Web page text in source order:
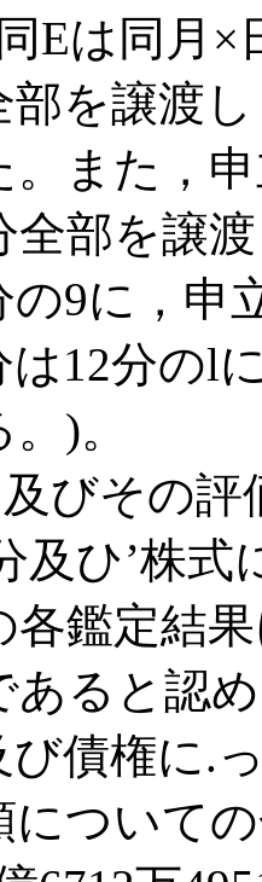
Eは同月
部を譲渡
また，
全部を譲
の9に，申
12分のl
)。
びその
及ひ’株式
各鑑定結
あると認
び債権に.
について